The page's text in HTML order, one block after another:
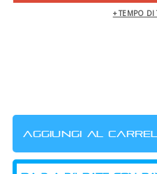
+ TEMPO DI